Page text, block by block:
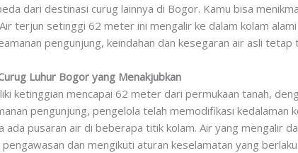
dari destinasi curug lainnya di Bogor. Kamu bisa
terjun setinggi 62 meter ini mengalir ke dalam kolam
pengunjung, keindahan dan kesegaran air asli tetap
Luhur Bogor yang Menakjubkan
ketinggian mencapai 62 meter dari permukaan tanah,
pengunjung, pengelola telah memodifikasi
ada pusaran air di beberapa titik kolam. Air yang mengalir
dan mengikuti aturan keselamatan yang